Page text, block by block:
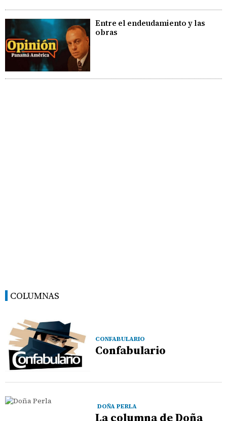
Entre el endeudamiento y las
obras
COLUMNAS
CONFABULARIO
Confabulario
DOÑA PERLA
La columna de Doña